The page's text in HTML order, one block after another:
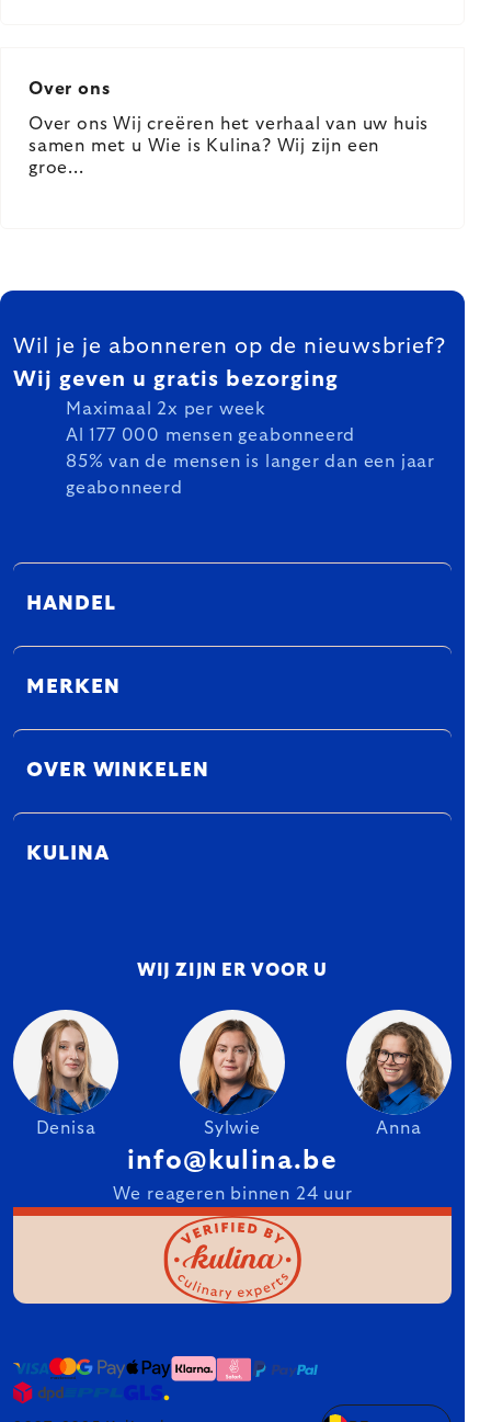
Over ons
Over ons Wij creëren het verhaal van uw huis
samen met u Wie is Kulina? Wij zijn een
groe...
Listing
FOOTER
Wil je je abonneren op de nieuwsbrief?
Wij geven u gratis bezorging
Maximaal 2x per week
Al 177 000 mensen geabonneerd
85% van de mensen is langer dan een jaar
geabonneerd
HANDEL
MERKEN
OVER WINKELEN
KULINA
WIJ ZIJN ER VOOR U
Denisa Sylwie Anna
info@kulina.be
We reageren binnen 24 uur